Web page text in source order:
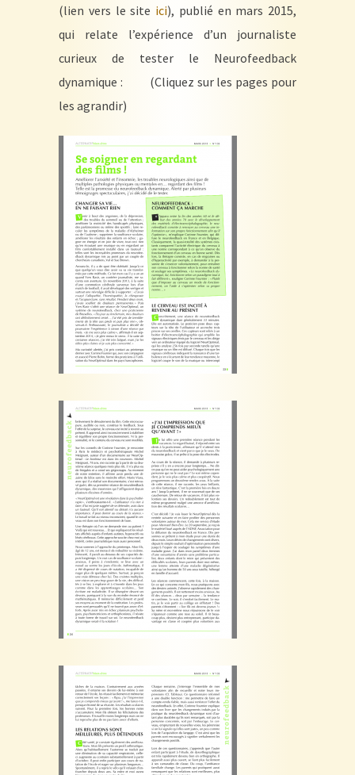
(lien vers le site ici), publié en mars 2015,
qui relate l’expérience d’un journaliste
curieux de tester le Neurofeedback
dynamique : (Cliquez sur les pages pour
les agrandir)